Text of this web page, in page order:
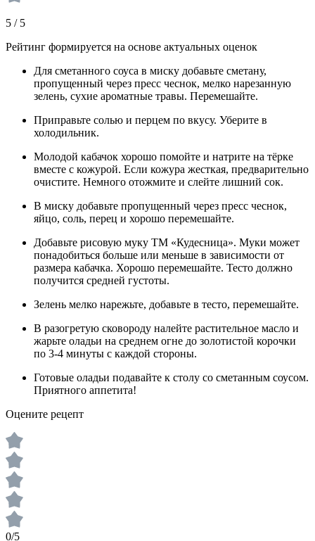
5 / 5
Рейтинг формируется на основе актуальных оценок
Для сметанного соуса в миску добавьте сметану,
пропущенный через пресс чеснок, мелко нарезанную
зелень, сухие ароматные травы. Перемешайте.
Приправьте солью и перцем по вкусу. Уберите в
холодильник.
Молодой кабачок хорошо помойте и натрите на тёрке
вместе с кожурой. Если кожура жесткая, предварительно
очистите. Немного отожмите и слейте лишний сок.
В миску добавьте пропущенный через пресс чеснок,
яйцо, соль, перец и хорошо перемешайте.
Добавьте рисовую муку ТМ «Кудесница». Муки может
понадобиться больше или меньше в зависимости от
размера кабачка. Хорошо перемешайте. Тесто должно
получится средней густоты.
Зелень мелко нарежьте, добавьте в тесто, перемешайте.
В разогретую сковороду налейте растительное масло и
жарьте оладьи на среднем огне до золотистой корочки
по 3-4 минуты с каждой стороны.
Готовые оладьи подавайте к столу со сметанным соусом.
Приятного аппетита!
Оцените рецепт
0/5